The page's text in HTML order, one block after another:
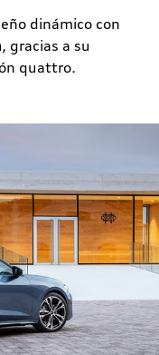
dinámico con
, gracias a su
quattro.